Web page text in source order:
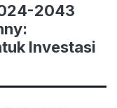
2043
Investasi